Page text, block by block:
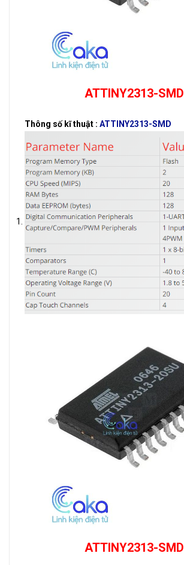
ATTINY2313-SMD
Thông số kĩ thuật : ATTINY2313-SMD
ATTINY2313-SMD